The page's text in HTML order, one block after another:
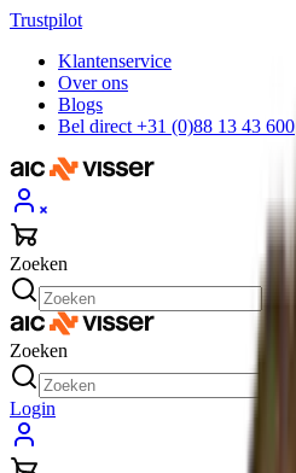
Trustpilot
Klantenservice
Over ons
Blogs
Bel direct +31 (0)88 13 43 600
Zoeken
Zoeken
Login